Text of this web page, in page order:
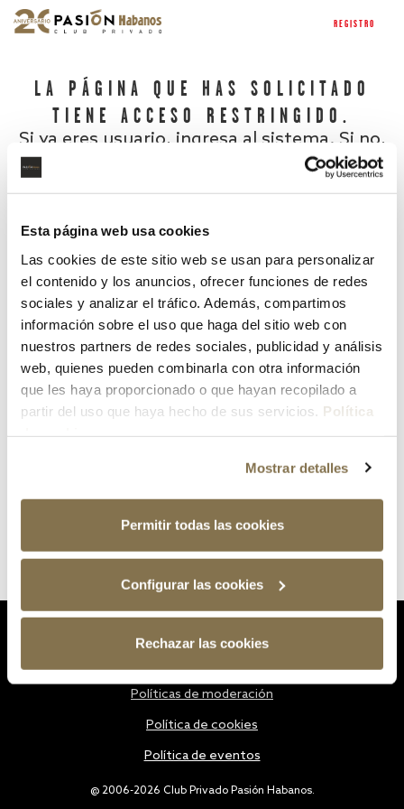
Esta página web usa cookies
Las cookies de este sitio web se usan para personalizar
el contenido y los anuncios, ofrecer funciones de redes
sociales y analizar el tráfico. Además, compartimos
información sobre el uso que haga del sitio web con
nuestros partners de redes sociales, publicidad y análisis
web, quienes pueden combinarla con otra información
que les haya proporcionado o que hayan recopilado a
partir del uso que haya hecho de sus servicios. Política
Mostrar detalles
Permitir todas las cookies
Configurar las cookies
Rechazar las cookies
REGISTRO
LA PÁGINA QUE HAS SOLICITADO
TIENE ACCESO RESTRINGIDO.
Si ya eres usuario, ingresa al sistema. Si no,
¿Has olvidado tu contraseña?
@ 2006-2026 Club Privado Pasión Habanos.
Políticas de moderación
Política de cookies
Política de eventos